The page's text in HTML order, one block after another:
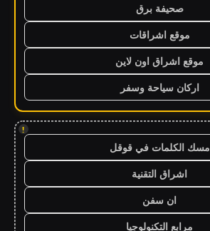
صحيفة برق
موقع اشراقات
موقع اشراق اون لاين
اركان سياحة وسفر
!
مسك الكلمات في قوقل
اشراق التقنية
ان سفن
مرابع التكنولوجيا